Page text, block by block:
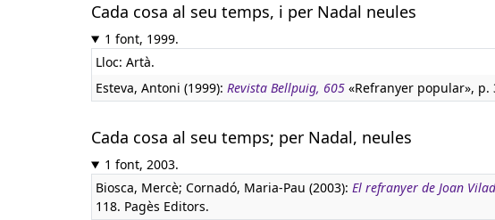
Cada cosa al seu temps, i per Nadal neules
1 font, 1999.
Lloc: Artà.
Esteva, Antoni (1999): Revista Bellpuig, 605 «Refranyer popular», p.
Cada cosa al seu temps; per Nadal, neules
1 font, 2003.
Biosca, Mercè; Cornadó, Maria-Pau (2003): El refranyer de Joan
118. Pagès Editors.